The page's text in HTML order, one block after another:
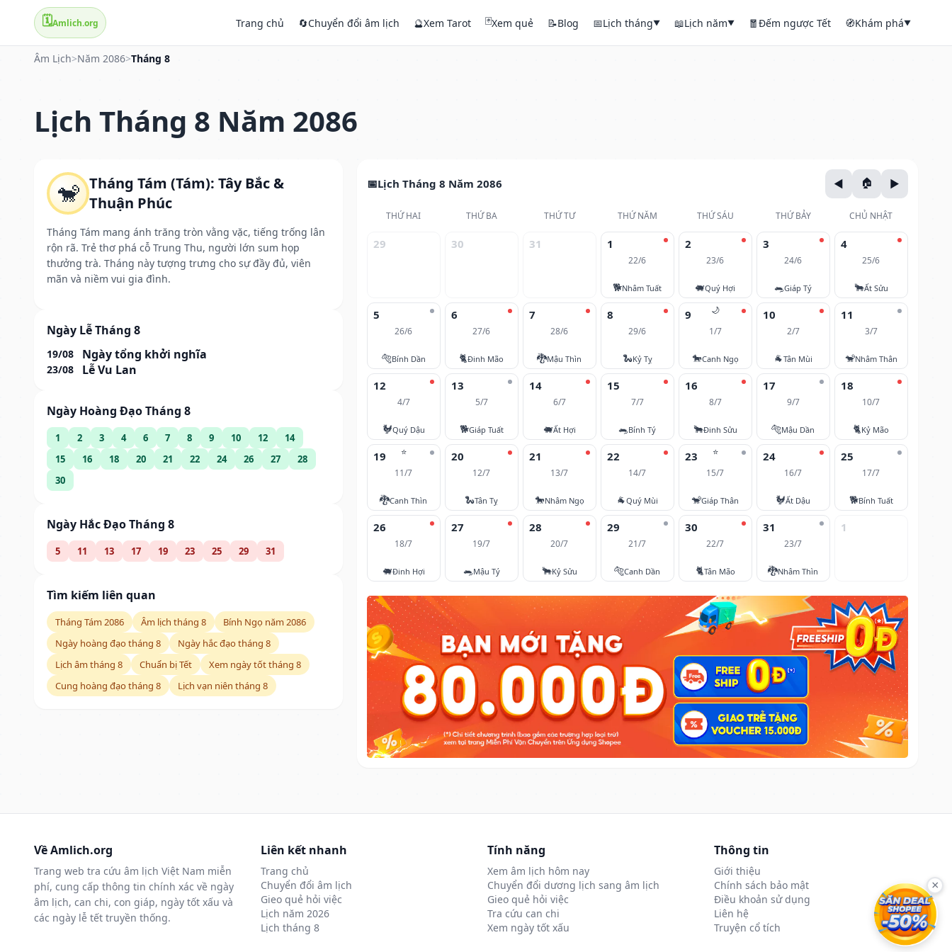
🗓️Amlich.org Trang chủ 🔄Chuyển đổi âm lịch 🔮Xem Tarot 🃏Xem quẻ 📝Blog 📅Lịch tháng▼ 📖Lịch năm▼ 🧧Đếm ngược Tết 🧭Khám phá▼
Âm Lịch>Năm 2086>Tháng 8
Lịch Tháng 8 Năm 2086
🐒 Tháng Tám (Tám): Tây Bắc &
Thuận Phúc
Tháng Tám mang ánh trăng tròn vằng vặc, tiếng trống lân
rộn rã. Trẻ thơ phá cỗ Trung Thu, người lớn sum họp
thưởng trà. Tháng này tượng trưng cho sự đầy đủ, viên
mãn và niềm vui gia đình.
Ngày Lễ Tháng 8
19/08 Ngày tổng khởi nghĩa
23/08 Lễ Vu Lan
Ngày Hoàng Đạo Tháng 8
1 2 3 4 6 7 8 9 10 12
14
15
16 18 20 21 22 24 26 27
28
30
Ngày Hắc Đạo Tháng 8
5 11 13 17 19 23 25 29 31
Tìm kiếm liên quan
Tháng Tám 2086 Âm lịch tháng 8
Bính Ngọ năm 2086
Ngày hoàng đạo tháng 8
Ngày hắc đạo tháng 8
Lịch âm tháng 8
Chuẩn bị Tết
Xem ngày tốt tháng 8
Cung hoàng đạo tháng 8
Lịch vạn niên tháng 8
Lịch Tháng 8 Năm 2086
THỨ HAI THỨ BA THỨ TƯ THỨ NĂM THỨ SÁU THỨ BẢY CHỦ NHẬT
29 30 31 1
22/6
🐕Nhâm Tuất
2
23/6
🐖Quý Hợi
3
24/6
🐀Giáp Tý
4
25/6
🐂Ất Sửu
5
26/6
🐅Bính Dần
6
27/6
🐈Đinh Mão
7
28/6
🐉Mậu Thìn
8
29/6
🐍Kỷ Tỵ
🌙
9
1/7
🐎Canh Ngọ
10
2/7
🐐Tân Mùi
11
3/7
🐒Nhâm Thân
12
4/7
🐓Quý Dậu
13
5/7
🐕Giáp Tuất
14
6/7
🐖Ất Hợi
15
7/7
🐀Bính Tý
16
8/7
🐂Đinh Sửu
17
9/7
🐅Mậu Dần
18
10/7
🐈Kỷ Mão
⭐
19
11/7
🐉Canh Thìn
20
12/7
🐍Tân Tỵ
21
13/7
🐎Nhâm Ngọ
22
14/7
🐐Quý Mùi
⭐
23
15/7
🐒Giáp Thân
24
16/7
🐓Ất Dậu
25
17/7
🐕Bính Tuất
26
18/7
🐖Đinh Hợi
27
19/7
🐀Mậu Tý
28
20/7
🐂Kỷ Sửu
29
21/7
🐅Canh Dần
30
22/7
🐈Tân Mão
31
23/7
🐉Nhâm Thìn
1
Về Amlich.org
Trang web tra cứu âm lịch Việt Nam miễn
phí, cung cấp thông tin chính xác về ngày
âm lịch, can chi, con giáp, ngày tốt xấu và
các ngày lễ tết truyền thống.
Liên kết nhanh
Trang chủ
Chuyển đổi âm lịch
Gieo quẻ hỏi việc
Lịch năm 2026
Lịch tháng 8
Tính năng
Xem âm lịch hôm nay
Chuyển đổi dương lịch sang âm lịch
Gieo quẻ hỏi việc
Tra cứu can chi
Xem ngày tốt xấu
Thông tin
Giới thiệu
Chính sách bảo mật
Điều khoản sử dụng
Liên hệ
Truyện cổ tích
×